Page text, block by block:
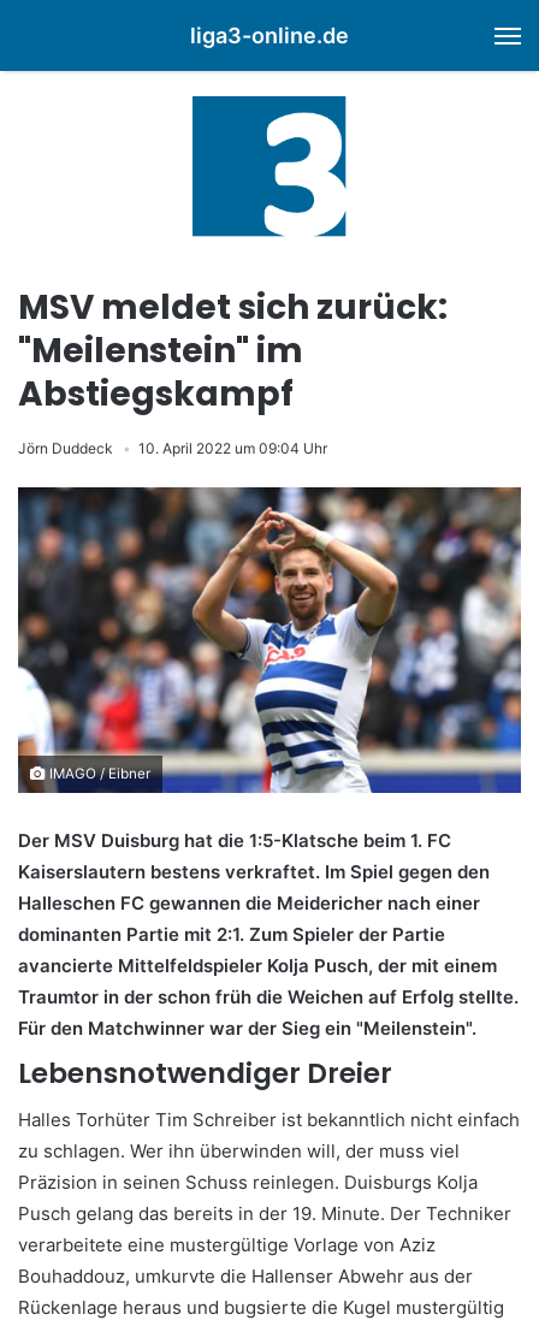
liga3-online.de
MSV meldet sich zurück:
"Meilenstein" im
Abstiegskampf
Jörn Duddeck 10. April 2022 um 09:04 Uhr
IMAGO / Eibner
Der MSV Duisburg hat die 1:5-Klatsche beim 1. FC
Kaiserslautern bestens verkraftet. Im Spiel gegen den
Halleschen FC gewannen die Meidericher nach einer
dominanten Partie mit 2:1. Zum Spieler der Partie
avancierte Mittelfeldspieler Kolja Pusch, der mit einem
Traumtor in der schon früh die Weichen auf Erfolg stellte.
Für den Matchwinner war der Sieg ein "Meilenstein".
Lebensnotwendiger Dreier
Halles Torhüter Tim Schreiber ist bekanntlich nicht einfach
zu schlagen. Wer ihn überwinden will, der muss viel
Präzision in seinen Schuss reinlegen. Duisburgs Kolja
Pusch gelang das bereits in der 19. Minute. Der Techniker
verarbeitete eine mustergültige Vorlage von Aziz
Bouhaddouz, umkurvte die Hallenser Abwehr aus der
Rückenlage heraus und bugsierte die Kugel mustergültig